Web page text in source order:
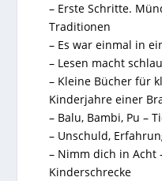
– Erste Schritte.
Traditionen
– Es war einmal in
– Lesen macht
– Kleine Bücher für
Kinderjahre einer
– Balu, Bambi, Pu –
– Unschuld,
– Nimm dich in Acht
Kinderschrecke